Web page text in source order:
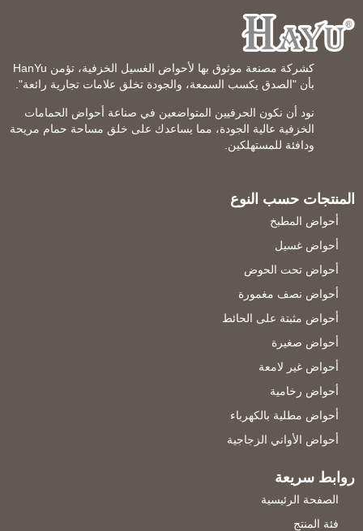
كشركة مصنعة موثوق بها لأحواض الغسيل الخزفية، تؤمن HanYu
بأن "الصدق يكسب السمعة، والجودة تخلق علامات تجارية رائعة".
نود أن نكون الحرفيين المتواضعين في صناعة أحواض الحمامات
الخزفية عالية الجودة، مما يساعدك على خلق مساحة حمام مريحة
ودافئة للمستهلكين.
المنتجات حسب النوع
أحواض المطبخ
أحواض غسيل
أحواض تحت الحوض
أحواض نصف مغمورة
أحواض مثبتة على الحائط
أحواض صغيرة
أحواض غير لامعة
أحواض رخامية
أحواض مطلية بالكهرباء
أحواض الأواني الزجاجية
روابط سريعة
الصفحة الرئيسية
فئة المنتج